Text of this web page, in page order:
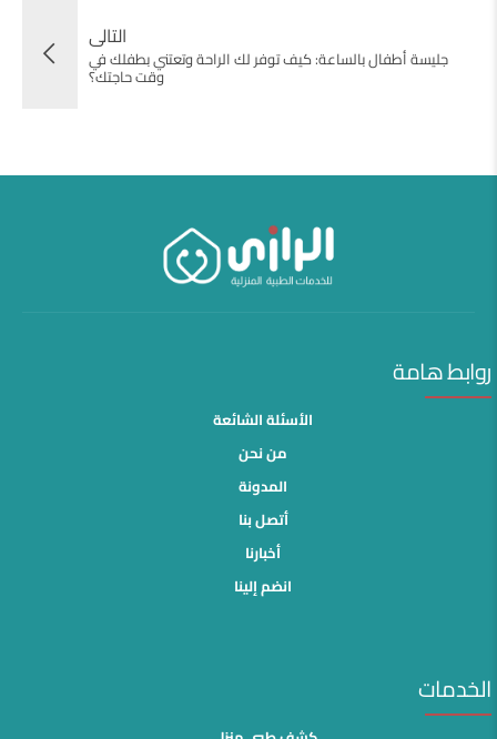
التالى
جليسة أطفال بالساعة: كيف توفر لك الراحة وتعتني بطفلك في
وقت حاجتك؟
روابط هامة
الأسئلة الشائعة
من نحن
المدونة
أتصل بنا
أخبارنا
انضم إلينا
الخدمات